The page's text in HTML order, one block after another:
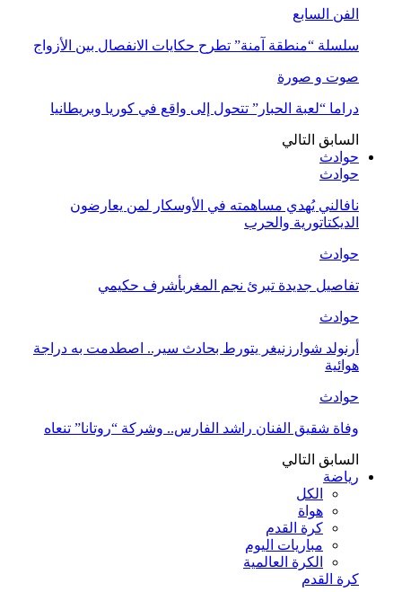
الفن السابع
سلسلة “منطقة آمنة” تطرح حكايات الانفصال بين الأزواج
صوت و صورة
دراما “لعبة الحبار” تتحول إلى واقع في كوريا وبريطانيا
السابق التالي
حوادث
حوادث
نافالني يُهدي مساهمته في الأوسكار لمن يعارضون
الديكتاتورية والحرب
حوادث
تفاصيل جديدة تبرئ نجم المغربأشرف حكيمي
حوادث
أرنولد شوارزنيغر يتورط بحادث سير.. اصطدمت به دراجة
هوائية
حوادث
وفاة شقيق الفنان راشد الفارس.. وشركة “روتانا” تنعاه
السابق التالي
رياضة
الكل
هواة
كرة القدم
مباريات اليوم
الكرة العالمية
كرة القدم